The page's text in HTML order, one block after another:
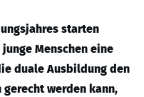
starten
Menschen eine
duale Ausbildung den
werden kann,